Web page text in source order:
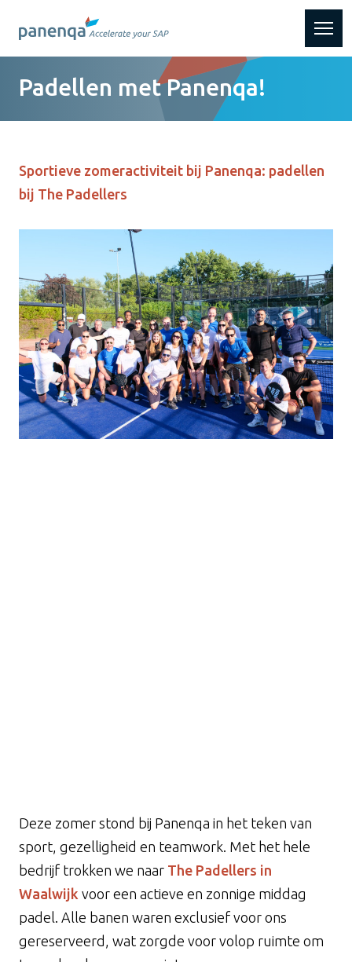
Diensten
klanten
Panenqa
bij
Vacatures
Nieuws
en
blogs
Contact
Laat je
CV
achter!
Padellen met Panenqa!
Sportieve zomeractiviteit bij Panenqa: padellen
bij The Padellers
Deze zomer stond bij Panenqa in het teken van
sport, gezelligheid en teamwork. Met het hele
bedrijf trokken we naar The Padellers in
Waalwijk voor een actieve en zonnige middag
padel. Alle banen waren exclusief voor ons
gereserveerd, wat zorgde voor volop ruimte om